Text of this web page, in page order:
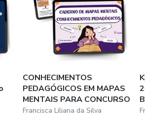
CONHECIMENTOS
PEDAGÓGICOS EM MAPAS
MENTAIS PARA CONCURSO
Francisca Liliana da Silva